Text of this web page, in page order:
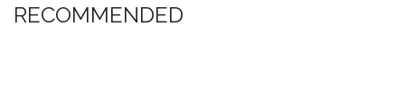
RECOMMENDED